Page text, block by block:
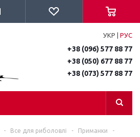
УКР РУС
+38 (096) 577 88 77
+38 (050) 677 88 77
+38 (073) 577 88 77
- Все для риболовлі - Приманки
-